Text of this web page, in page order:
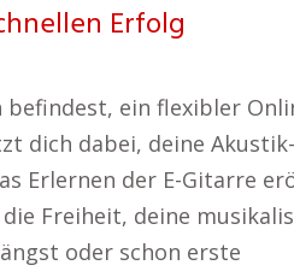
Erfolg
befindest, ein flexibler
dich dabei, deine Akustik-
Erlernen der E-Gitarre
Freiheit, deine
oder schon erste